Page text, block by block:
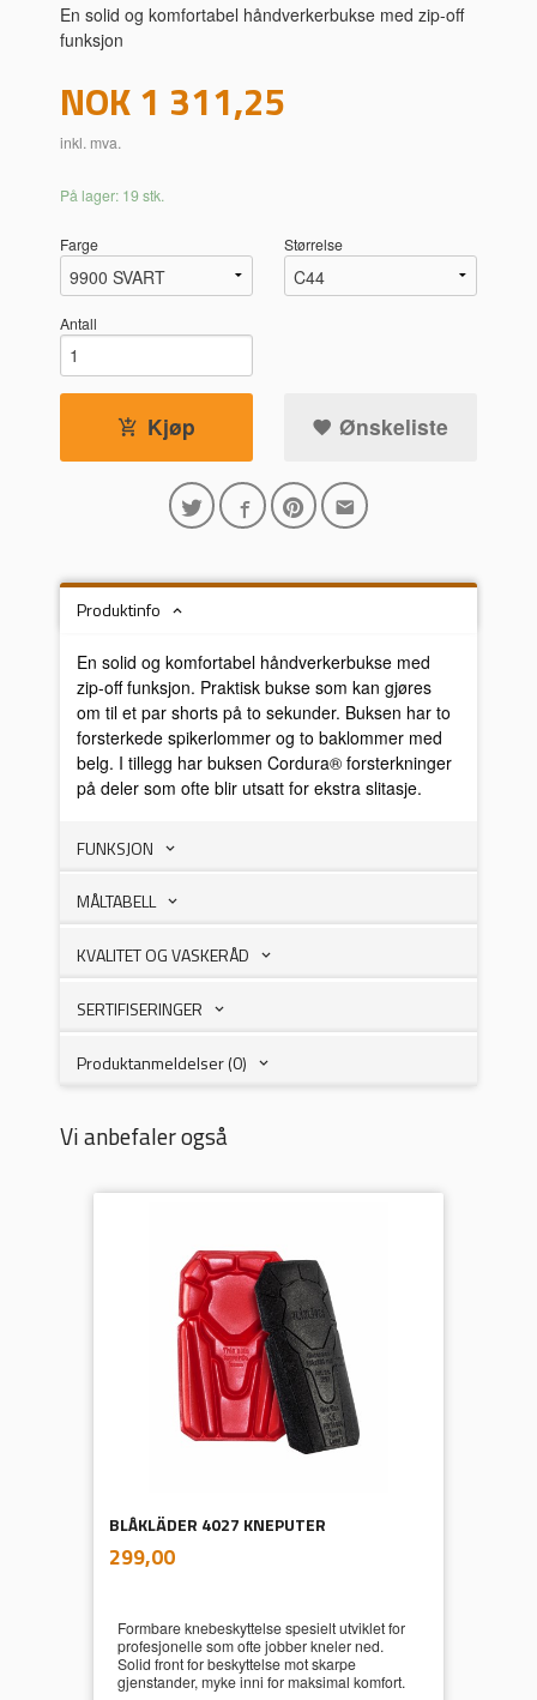
En solid og komfortabel håndverkerbukse med zip-off
funksjon
Pris
NOK1 311,25
inkl. mva.
På lager: 19 stk.
Farge Størrelse
Antall
Kjøp Ønskeliste
Produktinfo
En solid og komfortabel håndverkerbukse med
zip-off funksjon. Praktisk bukse som kan gjøres
om til et par shorts på to sekunder. Buksen har to
forsterkede spikerlommer og to baklommer med
belg. I tillegg har buksen Cordura® forsterkninger
på deler som ofte blir utsatt for ekstra slitasje.
FUNKSJON
MÅLTABELL
KVALITET OG VASKERÅD
SERTIFISERINGER
Produktanmeldelser (0)
Vi anbefaler også
BLÅKLÄDER 4027 KNEPUTER
Pris
299,00mva.
Formbare knebeskyttelse spesielt utviklet for
profesjonelle som ofte jobber kneler ned.
Solid front for beskyttelse mot skarpe
gjenstander, myke inni for maksimal komfort.